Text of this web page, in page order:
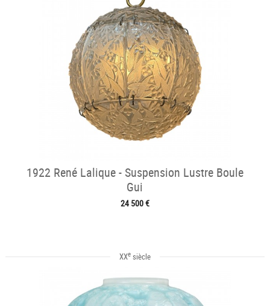
1922 René Lalique - Suspension Lustre Boule
Gui
24 500 €
XXesiècle